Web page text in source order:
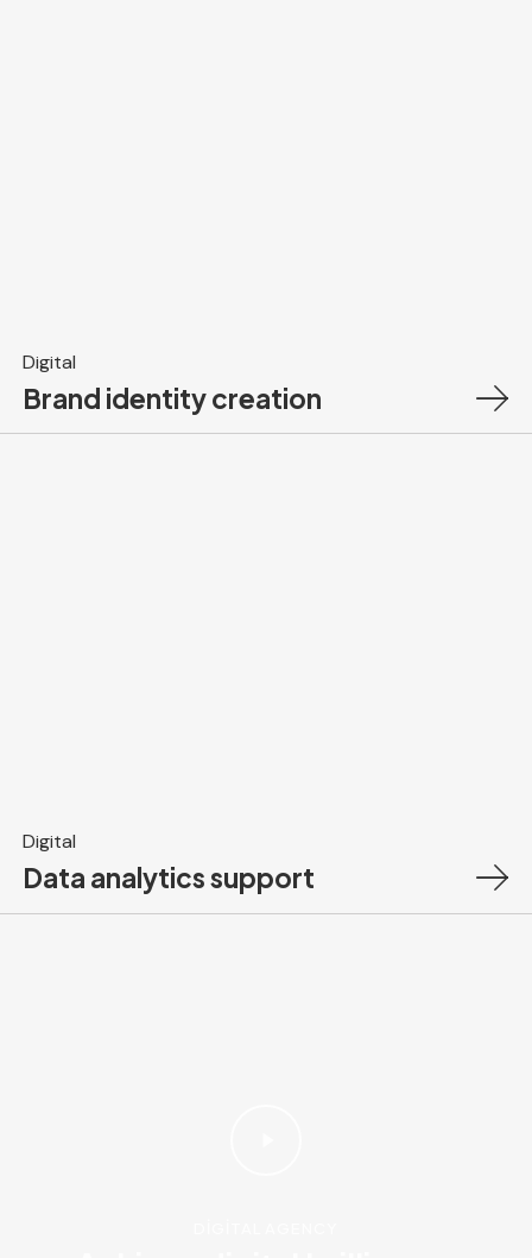
Digital
Brand identity creation
Digital
Data analytics support